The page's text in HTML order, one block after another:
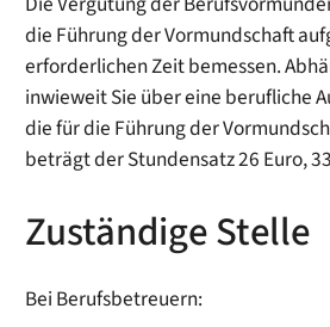
die Führung der Vormundschaft
erforderlichenZeit bemessen.
inwieweit Sie über eine berufliche
diefür die Führung der
beträgt der Stundensatz26 Euro,
Zuständige Stelle
Bei Berufsbetreuern: